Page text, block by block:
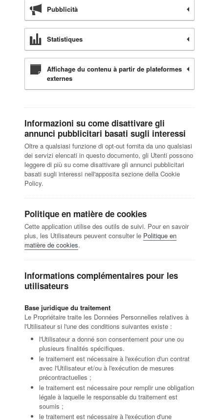
Pubblicità
Statistiques
Affichage du contenu à partir de plateformes
externes
Informazioni su come disattivare gli
annunci pubblicitari basati sugli interessi
Oltre a qualsiasi funzione di opt-out fornita da uno qualsiasi
dei servizi elencati in questo documento, gli Utenti possono
leggere di più su come disattivare gli annunci pubblicitari
basati sugli interessi nell'apposita sezione della Cookie
Policy.
Politique en matière de cookies
Cette application utilise des outils de suivi. Pour en savoir
plus, les Utilisateurs peuvent consulter le Politique en
matière de cookies.
Informations complémentaires pour les
utilisateurs
Base juridique du traitement
Le Propriétaire traite les Données Personnelles relatives à
l'Utilisateur si l'une des conditions suivantes existe :
l'Utilisateur a donné son consentement pour une ou
plusieurs finalités spécifiques.
le traitement est nécessaire à l'exécution d'un contrat
avec l'Utilisateur et/ou à l'exécution de mesures
précontractuelles ;
le traitement est nécessaire pour remplir une obligation
légale à laquelle le responsable du traitement est
soumis ;
le traitement est nécessaire à l'exécution d'une